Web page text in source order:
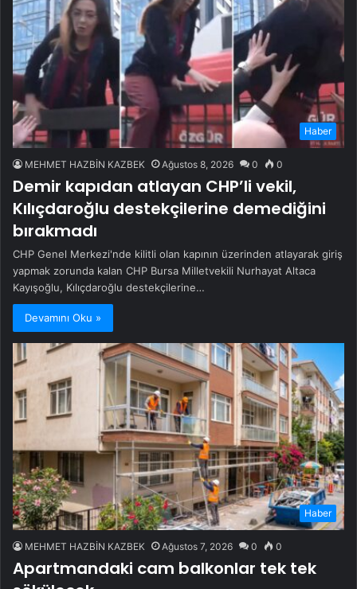
Haber
MEHMET HAZBİN KAZBEK Ağustos 8, 2026 0 0
Demir kapıdan atlayan CHP’li vekil,
Kılıçdaroğlu destekçilerine demediğini
bırakmadı
CHP Genel Merkezi'nde kilitli olan kapının üzerinden atlayarak giriş
yapmak zorunda kalan CHP Bursa Milletvekili Nurhayat Altaca
Kayışoğlu, Kılıçdaroğlu destekçilerine…
Devamını Oku »
Haber
MEHMET HAZBİN KAZBEK Ağustos 7, 2026 0 0
Apartmandaki cam balkonlar tek tek